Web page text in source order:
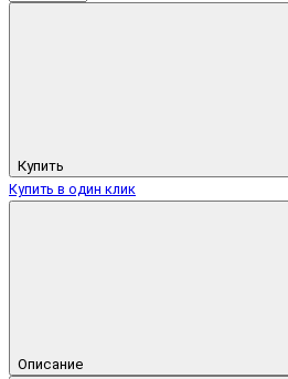
Купить
Купить в один клик
Описание